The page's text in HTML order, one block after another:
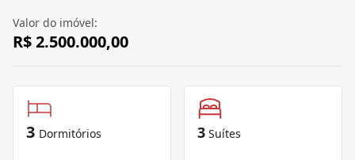
Valor do imóvel:
R$ 2.500.000,00
3 Dormitórios 3 Suítes